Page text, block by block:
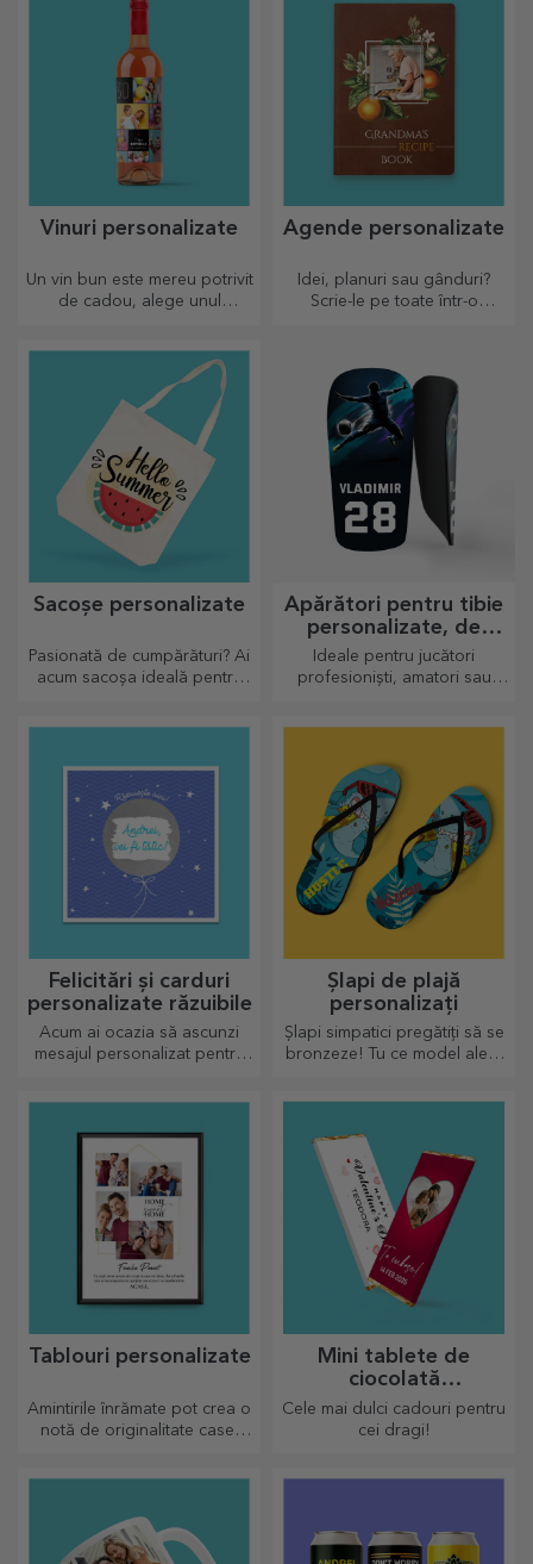
Vinuri personalizate
Un vin bun este mereu potrivit
de cadou, alege unul
Agende personalizate
Idei, planuri sau gânduri?
Scrie-le pe toate într-o
aproape.
Sacoșe personalizate
Pasionată de cumpărături? Ai
acum sacoșa ideală pentru
Apărători pentru tibie
personalizate, de
fotbal
Ideale pentru jucători
profesioniști, amatori sau
Felicitări și carduri
personalizate răzuibile
Acum ai ocazia să ascunzi
mesajul personalizat pentru
Șlapi de plajă
personalizați
Șlapi simpatici pregătiți să se
bronzeze! Tu ce model alegi
Tablouri personalizate
Amintirile înrămate pot crea o
notă de originalitate casei
Mini tablete de
ciocolată
personalizată
Cele mai dulci cadouri pentru
cei dragi!